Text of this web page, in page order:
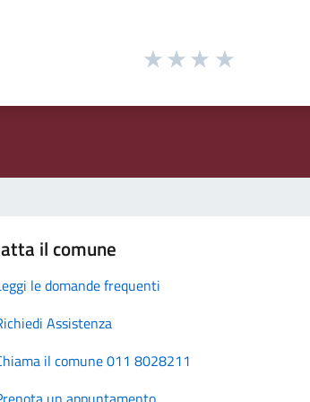
il comune
le domande frequenti
Assistenza
il comune 011 8028211